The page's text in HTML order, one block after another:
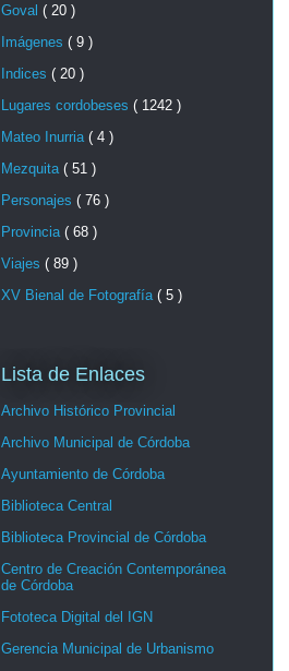
Goval ( 20 )
Imágenes ( 9 )
Indices ( 20 )
Lugares cordobeses ( 1242 )
Mateo Inurria ( 4 )
Mezquita ( 51 )
Personajes ( 76 )
Provincia ( 68 )
Viajes ( 89 )
XV Bienal de Fotografía ( 5 )
Lista de Enlaces
Archivo Histórico Provincial
Archivo Municipal de Córdoba
Ayuntamiento de Córdoba
Biblioteca Central
Biblioteca Provincial de Córdoba
Centro de Creación Contemporánea
de Córdoba
Fototeca Digital del IGN
Gerencia Municipal de Urbanismo